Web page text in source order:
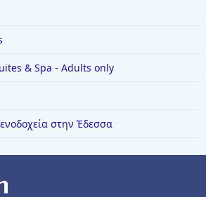
& Spa - Adults only
στην Έδεσσα